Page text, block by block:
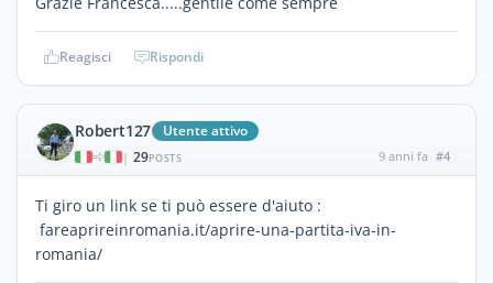
Reagisci Rispondi
Robert127 Utente attivo
| 29POSTS 9 anni fa #4
Ti giro un link se ti può essere d'aiuto :
fareaprireinromania.it/aprire-una-partita-iva-in-
romania/